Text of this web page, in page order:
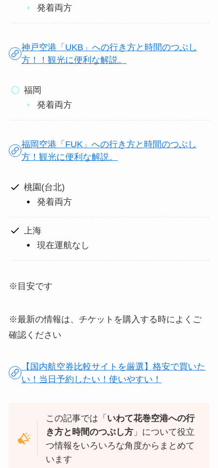
発着両方
神戸空港「UKB」への行き方と時間のつぶし
方！！観光に便利な解説。
福岡
発着両方
福岡空港「FUK」への行き方と時間のつぶし
方！観光に便利な解説。
桃園(台北)
発着両方
上海
現在運航なし
※目安です
※最新の情報は、チケットを購入する時によくご
確認ください
【国内航空券比較サイトを厳選】格安で買いた
い！当日予約したい！使いやすい！
この記事では「 いわて花巻空港への行
き方と時間のつぶし方 」について役立
つ情報をいろいろな角度からまとめて
います